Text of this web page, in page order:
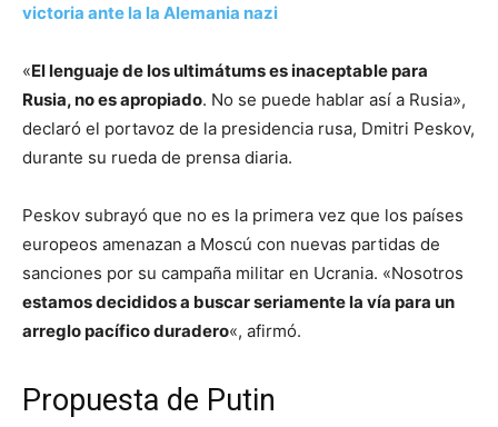
victoria ante la la Alemania nazi
«El lenguaje de los ultimátums es inaceptable para
Rusia, no es apropiado. No se puede hablar así a Rusia»,
declaró el portavoz de la presidencia rusa, Dmitri Peskov,
durante su rueda de prensa diaria.
Peskov subrayó que no es la primera vez que los países
europeos amenazan a Moscú con nuevas partidas de
sanciones por su campaña militar en Ucrania. «Nosotros
estamos decididos a buscar seriamente la vía para un
arreglo pacífico duradero«, afirmó.
Propuesta de Putin